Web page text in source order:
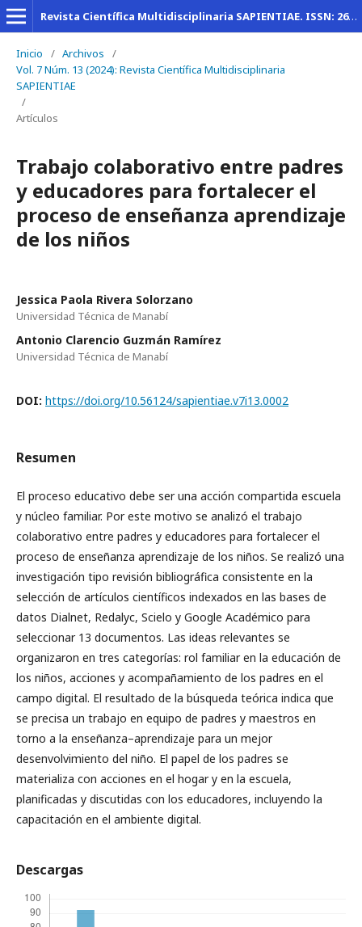
Revista Científica Multidisciplinaria SAPIENTIAE. ISSN: 2600-6030
Inicio / Archivos
/
Vol. 7 Núm. 13 (2024): Revista Científica Multidisciplinaria
SAPIENTIAE
/
Artículos
Trabajo colaborativo entre padres
y educadores para fortalecer el
proceso de enseñanza aprendizaje
de los niños
Jessica Paola Rivera Solorzano
Universidad Técnica de Manabí
Antonio Clarencio Guzmán Ramírez
Universidad Técnica de Manabí
DOI: https://doi.org/10.56124/sapientiae.v7i13.0002
Resumen
El proceso educativo debe ser una acción compartida escuela
y núcleo familiar. Por este motivo se analizó el trabajo
colaborativo entre padres y educadores para fortalecer el
proceso de enseñanza aprendizaje de los niños. Se realizó una
investigación tipo revisión bibliográfica consistente en la
selección de artículos científicos indexados en las bases de
datos Dialnet, Redalyc, Scielo y Google Académico para
seleccionar 13 documentos. Las ideas relevantes se
organizaron en tres categorías: rol familiar en la educación de
los niños, acciones y acompañamiento de los padres en el
campo digital. El resultado de la búsqueda teórica indica que
se precisa un trabajo en equipo de padres y maestros en
torno a la enseñanza–aprendizaje para un mejor
desenvolvimiento del niño. El papel de los padres se
materializa con acciones en el hogar y en la escuela,
planificadas y discutidas con los educadores, incluyendo la
capacitación en el ambiente digital.
Descargas